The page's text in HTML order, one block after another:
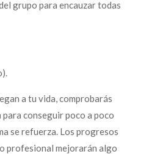
grupo para encauzar todas
a tu vida, comprobarás
conseguir poco a poco
se refuerza. Los progresos
profesional mejorarán algo